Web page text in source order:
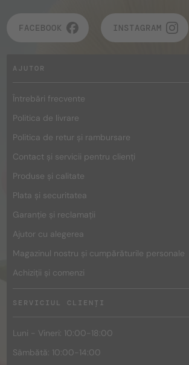
FACEBOOK INSTAGRAM
AJUTOR
Întrebări frecvente
Politica de livrare
Politica de retur și rambursare
Contact și servicii pentru clienți
Produse și calitate
Plata și securitatea
Garanție și reclamații
Ajutor cu alegerea
Magazinul nostru și cumpărăturile personale
Achiziții și comenzi
SERVICIUL CLIENȚI
Luni - Vineri: 10:00-18:00
Sâmbătă: 10:00-14:00